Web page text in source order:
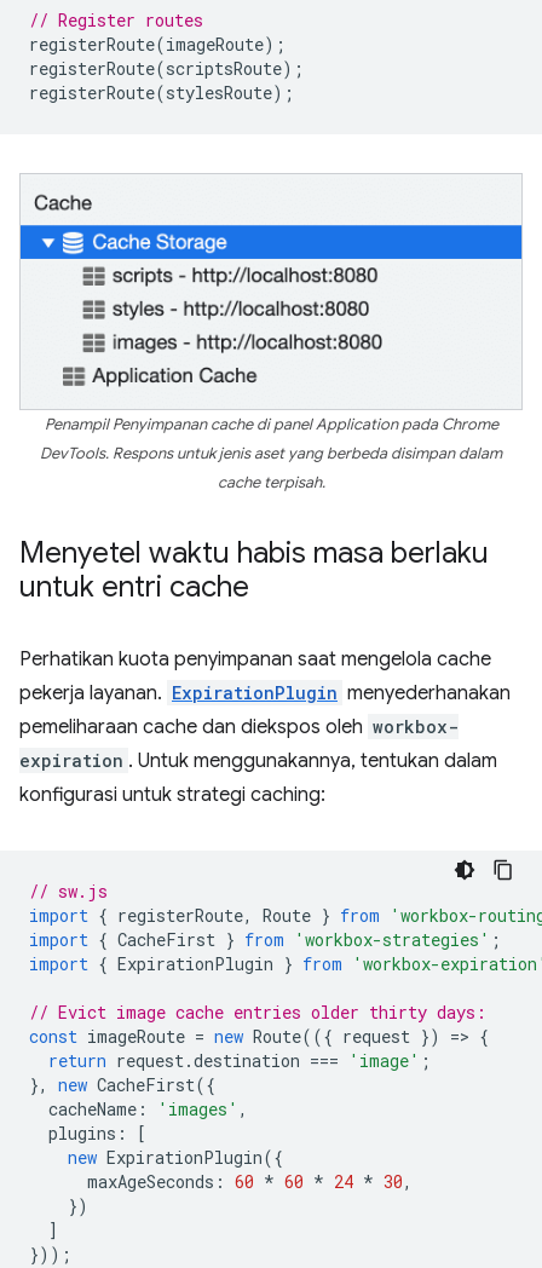
// Register routes
registerRoute(imageRoute);
registerRoute(scriptsRoute);
registerRoute(stylesRoute);
Penampil Penyimpanan cache di panel Application pada Chrome
DevTools. Respons untuk jenis aset yang berbeda disimpan dalam
cache terpisah.
Menyetel waktu habis masa berlaku
untuk entri cache
Perhatikan kuota penyimpanan saat mengelola cache
pekerja layanan. ExpirationPlugin menyederhanakan
pemeliharaan cache dan diekspos oleh workbox-
expiration . Untuk menggunakannya, tentukan dalam
konfigurasi untuk strategi caching:
// sw.js
import { registerRoute, Route } from
'workbox-
import { CacheFirst } from 'workbox-strategies' ;
import { ExpirationPlugin } from 'workbox-
// Evict image cache entries older thirty days:
const imageRoute = new Route(({ request }) => {
return request.destination === 'image' ;
},
new CacheFirst({
cacheName : 'images' ,
plugins :
[
new ExpirationPlugin({
maxAgeSeconds : 60 * 60 * 24 * 30,
})
]
}));